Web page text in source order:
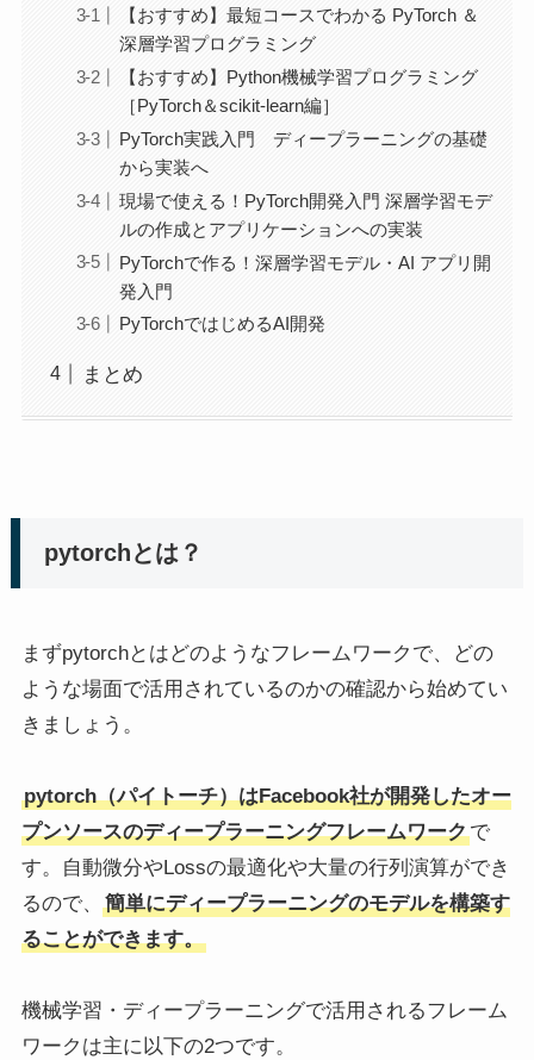
【おすすめ】最短コースでわかる PyTorch ＆
深層学習プログラミング
【おすすめ】Python機械学習プログラミング
［PyTorch＆scikit-learn編］
PyTorch実践入門 ディープラーニングの基礎
から実装へ
現場で使える！PyTorch開発入門 深層学習モデ
ルの作成とアプリケーションへの実装
PyTorchで作る！深層学習モデル・AI アプリ開
発入門
PyTorchではじめるAI開発
まとめ
pytorchとは？
まずpytorchとはどのようなフレームワークで、どの
ような場面で活用されているのかの確認から始めてい
きましょう。
pytorch（パイトーチ）はFacebook社が開発したオー
プンソースのディープラーニングフレームワークで
す。自動微分やLossの最適化や大量の行列演算ができ
るので、
簡単にディープラーニングのモデルを構築す
ることができます。
機械学習・ディープラーニングで活用されるフレーム
ワークは主に以下の2つです。